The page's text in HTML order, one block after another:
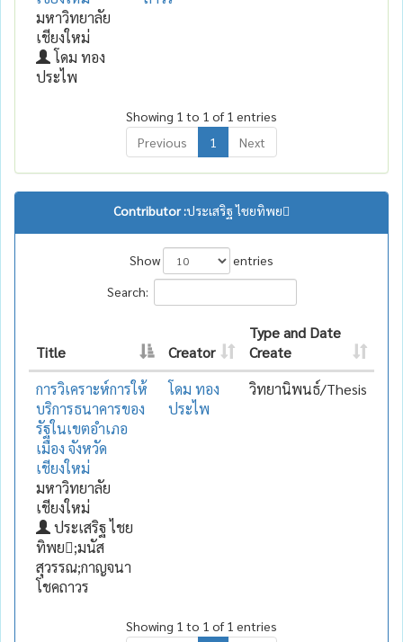
มหาวิทยาลัย
เชียงใหม่
โดม ทอง
ประไพ
Showing 1 to 1 of 1 entries
Previous
1 Next
Contributor :ประเสริฐ ไชยทิพย
Show
entries
Search:
Title Creator
Type and Date
Create
การวิเคราะห์การให้
บริการธนาคารของ
รัฐในเขตอำเภอ
เมือง จังหวัด
เชียงใหม่
มหาวิทยาลัย
เชียงใหม่
ประเสริฐ ไชย
ทิพย;มนัส
สุวรรณ;กาญจนา
โชคถาวร
โดม ทอง
ประไพ
วิทยานิพนธ์/Thesis
Showing 1 to 1 of 1 entries